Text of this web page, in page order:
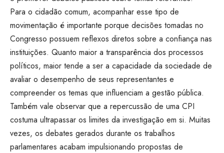
Para o cidadão comum, acompanhar esse tipo de
movimentação é importante porque decisões tomadas no
Congresso possuem reflexos diretos sobre a confiança nas
instituições. Quanto maior a transparência dos processos
políticos, maior tende a ser a capacidade da sociedade de
avaliar o desempenho de seus representantes e
compreender os temas que influenciam a gestão pública.
Também vale observar que a repercussão de uma CPI
costuma ultrapassar os limites da investigação em si. Muitas
vezes, os debates gerados durante os trabalhos
parlamentares acabam impulsionando propostas de